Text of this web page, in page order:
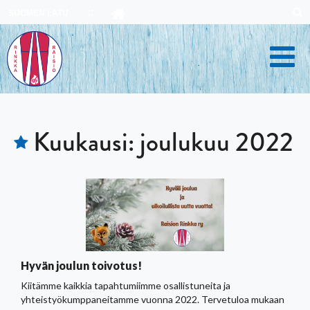
to
content
Kuukausi: joulukuu 2022
Hyvän joulun toivotus!
Kiitämme kaikkia tapahtumiimme osallistuneita ja
yhteistyökumppaneitamme vuonna 2022. Tervetuloa mukaan